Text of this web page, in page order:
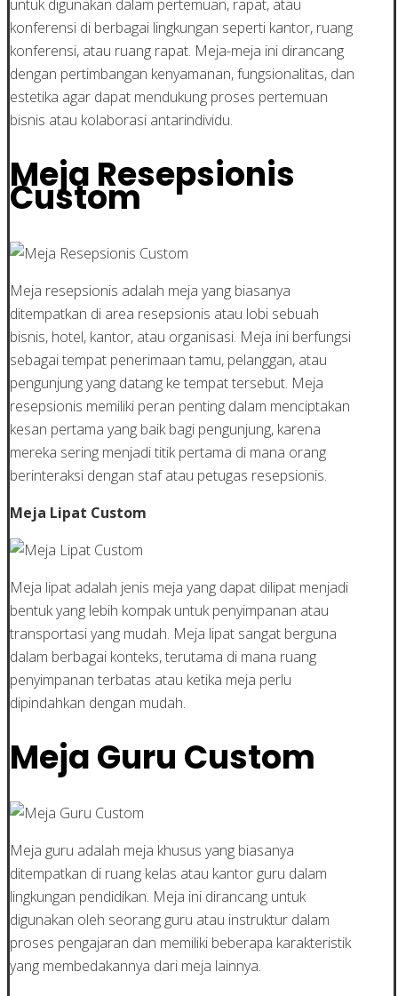
untuk digunakan dalam pertemuan, rapat, atau
konferensi di berbagai lingkungan seperti kantor, ruang
konferensi, atau ruang rapat. Meja-meja ini dirancang
dengan pertimbangan kenyamanan, fungsionalitas, dan
estetika agar dapat mendukung proses pertemuan
bisnis atau kolaborasi antarindividu.
Meja Resepsionis
Custom
Meja resepsionis adalah meja yang biasanya
ditempatkan di area resepsionis atau lobi sebuah
bisnis, hotel, kantor, atau organisasi. Meja ini berfungsi
sebagai tempat penerimaan tamu, pelanggan, atau
pengunjung yang datang ke tempat tersebut. Meja
resepsionis memiliki peran penting dalam menciptakan
kesan pertama yang baik bagi pengunjung, karena
mereka sering menjadi titik pertama di mana orang
berinteraksi dengan staf atau petugas resepsionis.
Meja Lipat Custom
Meja lipat adalah jenis meja yang dapat dilipat menjadi
bentuk yang lebih kompak untuk penyimpanan atau
transportasi yang mudah. Meja lipat sangat berguna
dalam berbagai konteks, terutama di mana ruang
penyimpanan terbatas atau ketika meja perlu
dipindahkan dengan mudah.
Meja Guru Custom
Meja guru adalah meja khusus yang biasanya
ditempatkan di ruang kelas atau kantor guru dalam
lingkungan pendidikan. Meja ini dirancang untuk
digunakan oleh seorang guru atau instruktur dalam
proses pengajaran dan memiliki beberapa karakteristik
yang membedakannya dari meja lainnya.